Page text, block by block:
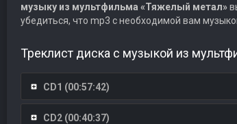
музыку из мультфильма «Тяжелый метал»
убедиться, что mp3 с необходимой вам
Треклист диска с музыкой из
CD1 (00:57:42)
CD2 (00:40:37)